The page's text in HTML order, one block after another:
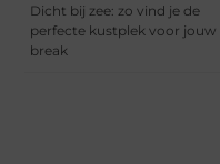
Dicht bij zee: zo vind je de
perfecte kustplek voor jouw
break